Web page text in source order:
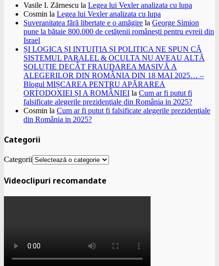
Vasile I. Zărnescu la Legea lui Vexler analizata cu lupa
Cosmin la Legea lui Vexler analizata cu lupa
Suveranitatea fără libertate e o amăgire la George Simion
pune la bătaie 800.000 de cetăţenii românești pentru evreii din
Israel
ȘI LOGICA ȘI INTUIȚIA ȘI POLITICA NE SPUN CĂ
SISTEMUL PARALEL & OCULTA NU AVEAU ALTĂ
SOLUȚIE DECÂT FRAUDAREA MASIVĂ A
ALEGERILOR DIN ROMÂNIA DIN 18 MAI 2025… –
Blogul MIȘCAREA PENTRU APĂRAREA
ORTODOXIEI ȘI A ROMÂNIEI la Cum ar fi putut fi
falsificate alegerile prezidenţiale din România in 2025?
Cosmin la Cum ar fi putut fi falsificate alegerile prezidenţiale
din România in 2025?
Categorii
Categorii
Videoclipuri recomandate